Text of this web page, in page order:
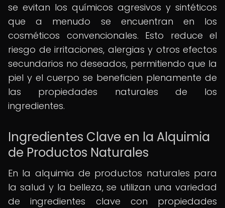
se evitan los químicos agresivos y sintéticos
que a menudo se encuentran en los
cosméticos convencionales. Esto reduce el
riesgo de irritaciones, alergias y otros efectos
secundarios no deseados, permitiendo que la
piel y el cuerpo se beneficien plenamente de
las propiedades naturales de los
ingredientes.
Ingredientes Clave en la Alquimia
de Productos Naturales
En la alquimia de productos naturales para
la salud y la belleza, se utilizan una variedad
de ingredientes clave con propiedades